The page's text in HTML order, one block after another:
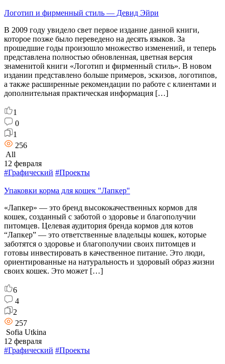
Логотип и фирменный стиль — Девид Эйри
В 2009 году увидело свет первое издание данной книги,
которое позже было переведено на десять языков. За
прошедшие годы произошло множество изменений, и теперь
представлена полностью обновленная, цветная версия
знаменитой книги «Логотип и фирменный стиль». В новом
издании представлено больше примеров, эскизов, логотипов,
а также расширенные рекомендации по работе с клиентами и
дополнительная практическая информация […]
1
0
1
256
All
12 февраля
#Графический #Проекты
Упаковки корма для кошек "Лапкер"
«Лапкер» — это бренд высококачественных кормов для
кошек, созданный с заботой о здоровье и благополучии
питомцев. Целевая аудитория бренда кормов для котов
“Лапкер” — это ответственные владельцы кошек, которые
заботятся о здоровье и благополучии своих питомцев и
готовы инвестировать в качественное питание. Это люди,
ориентированные на натуральность и здоровый образ жизни
своих кошек. Это может […]
6
4
2
257
Sofia Utkina
12 февраля
#Графический #Проекты